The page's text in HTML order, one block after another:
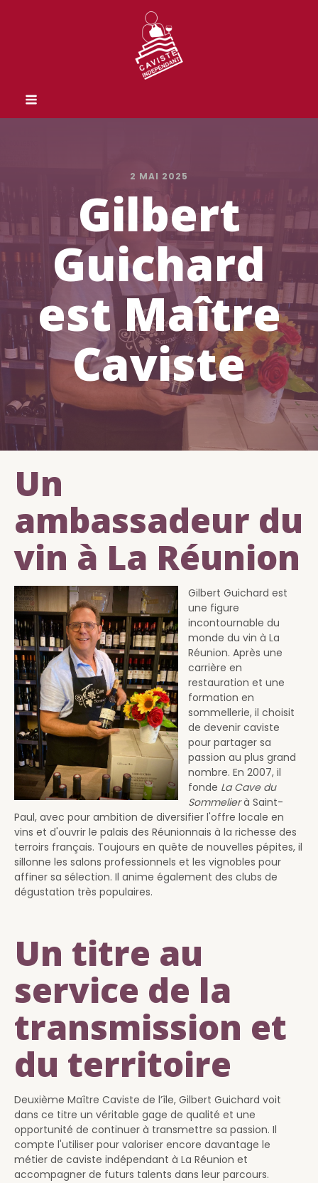
2 MAI 2025
Gilbert
Guichard
est Maître
Caviste
Un
ambassadeur du
vin à La Réunion
Gilbert Guichard est
une figure
incontournable du
monde du vin à La
Réunion. Après une
carrière en
restauration et une
formation en
sommellerie, il choisit
de devenir caviste
pour partager sa
passion au plus grand
nombre. En 2007, il
fonde La Cave du
Sommelierà Saint-
Paul, avec pour ambition de diversifier l'offre locale en
vins et d'ouvrir le palais des Réunionnais à la richesse des
terroirs français. Toujours en quête de nouvelles pépites, il
sillonne les salons professionnels et les vignobles pour
affiner sa sélection. Il anime également des clubs de
dégustation très populaires.
Un titre au
service de la
transmission et
du territoire
Deuxième Maître Caviste de l’île, Gilbert Guichard voit
dans ce titre un véritable gage de qualité et une
opportunité de continuer à transmettre sa passion. Il
compte l'utiliser pour valoriser encore davantage le
métier de caviste indépendant à La Réunion et
accompagner de futurs talents dans leur parcours.